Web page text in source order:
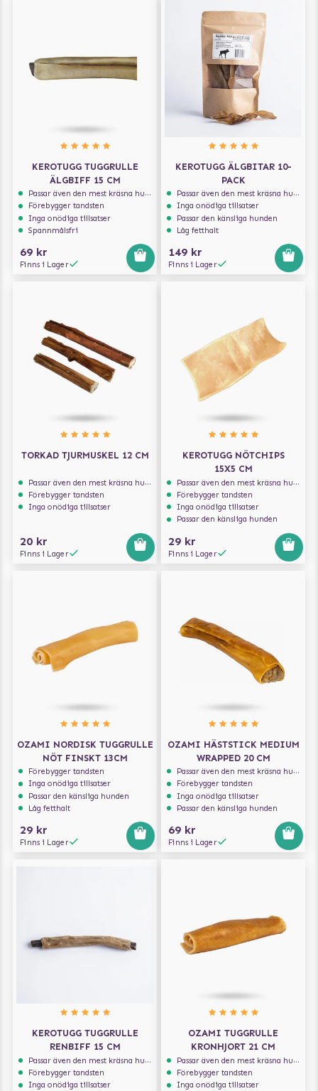
KEROTUGG TUGGRULLE
ÄLGBIFF 15 CM
Passar även den mest kräsna hunden
Förebygger tandsten
Inga onödiga tillsatser
Spannmålsfri
69 kr
Finns i Lager
KEROTUGG ÄLGBITAR 10-
PACK
Passar även den mest kräsna hunden
Inga onödiga tillsatser
Passar den känsliga hunden
Låg fetthalt
149 kr
Finns i Lager
TORKAD TJURMUSKEL 12 CM
Passar även den mest kräsna hunden
Förebygger tandsten
Inga onödiga tillsatser
20 kr
Finns i Lager
KEROTUGG NÖTCHIPS
15X5 CM
Passar även den mest kräsna hunden
Förebygger tandsten
Inga onödiga tillsatser
Passar den känsliga hunden
29 kr
Finns i Lager
OZAMI NORDISK TUGGRULLE
NÖT FINSKT 13CM
Förebygger tandsten
Inga onödiga tillsatser
Passar den känsliga hunden
Låg fetthalt
29 kr
Finns i Lager
OZAMI HÄSTSTICK MEDIUM
WRAPPED 20 CM
Passar även den mest kräsna hunden
Förebygger tandsten
Inga onödiga tillsatser
Passar den känsliga hunden
69 kr
Finns i Lager
KEROTUGG TUGGRULLE
RENBIFF 15 CM
Passar även den mest kräsna hunden
Förebygger tandsten
Inga onödiga tillsatser
OZAMI TUGGRULLE
KRONHJORT 21 CM
Passar även den mest kräsna hunden
Förebygger tandsten
Inga onödiga tillsatser